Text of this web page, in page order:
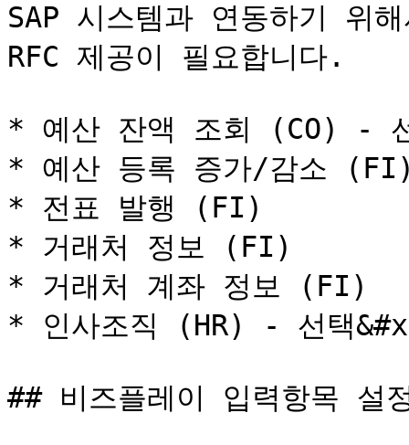
SAP 시스템과 연동하기 위
RFC 제공이 필요합니다.
* 예산 잔액 조회 (CO) -
* 예산 등록 증가/감소
* 전표 발행 (FI)
* 거래처 정보 (FI)
* 거래처 계좌 정보 (FI)
* 인사조직 (HR) - 선택
## 비즈플레이 입력항목 설